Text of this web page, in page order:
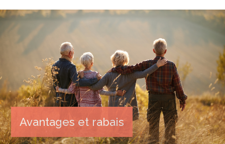
Avantages et rabais